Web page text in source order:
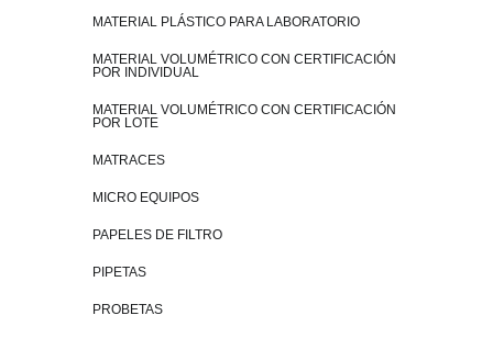
MATERIAL PLÁSTICO PARA LABORATORIO
MATERIAL VOLUMÉTRICO CON CERTIFICACIÓN
POR INDIVIDUAL
MATERIAL VOLUMÉTRICO CON CERTIFICACIÓN
POR LOTE
MATRACES
MICRO EQUIPOS
PAPELES DE FILTRO
PIPETAS
PROBETAS